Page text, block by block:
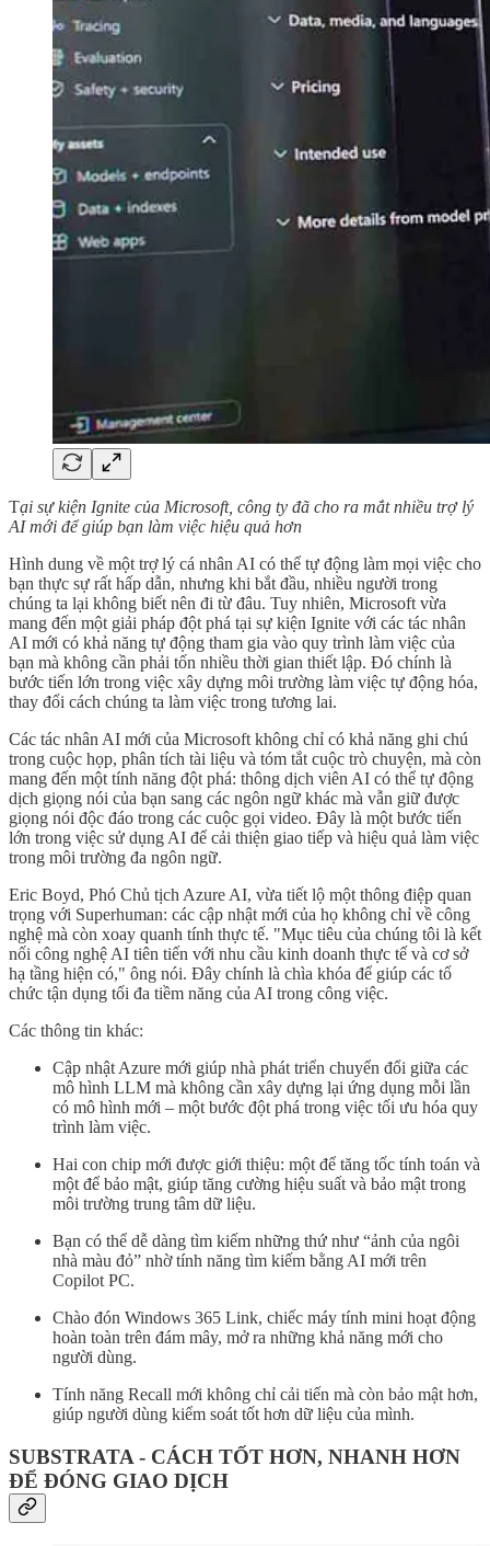
Tại sự kiện Ignite của Microsoft, công ty đã cho ra mắt nhiều trợ lý
AI mới để giúp bạn làm việc hiệu quả hơn
Hình dung về một trợ lý cá nhân AI có thể tự động làm mọi việc cho
bạn thực sự rất hấp dẫn, nhưng khi bắt đầu, nhiều người trong
chúng ta lại không biết nên đi từ đâu. Tuy nhiên, Microsoft vừa
mang đến một giải pháp đột phá tại sự kiện Ignite với các tác nhân
AI mới có khả năng tự động tham gia vào quy trình làm việc của
bạn mà không cần phải tốn nhiều thời gian thiết lập. Đó chính là
bước tiến lớn trong việc xây dựng môi trường làm việc tự động hóa,
thay đổi cách chúng ta làm việc trong tương lai.
Các tác nhân AI mới của Microsoft không chỉ có khả năng ghi chú
trong cuộc họp, phân tích tài liệu và tóm tắt cuộc trò chuyện, mà còn
mang đến một tính năng đột phá: thông dịch viên AI có thể tự động
dịch giọng nói của bạn sang các ngôn ngữ khác mà vẫn giữ được
giọng nói độc đáo trong các cuộc gọi video. Đây là một bước tiến
lớn trong việc sử dụng AI để cải thiện giao tiếp và hiệu quả làm việc
trong môi trường đa ngôn ngữ.
Eric Boyd, Phó Chủ tịch Azure AI, vừa tiết lộ một thông điệp quan
trọng với Superhuman: các cập nhật mới của họ không chỉ về công
nghệ mà còn xoay quanh tính thực tế. "Mục tiêu của chúng tôi là kết
nối công nghệ AI tiên tiến với nhu cầu kinh doanh thực tế và cơ sở
hạ tầng hiện có," ông nói. Đây chính là chìa khóa để giúp các tổ
chức tận dụng tối đa tiềm năng của AI trong công việc.
Các thông tin khác:
Cập nhật Azure mới giúp nhà phát triển chuyển đổi giữa các
mô hình LLM mà không cần xây dựng lại ứng dụng mỗi lần
có mô hình mới – một bước đột phá trong việc tối ưu hóa quy
trình làm việc.
Hai con chip mới được giới thiệu: một để tăng tốc tính toán và
một để bảo mật, giúp tăng cường hiệu suất và bảo mật trong
môi trường trung tâm dữ liệu.
Bạn có thể dễ dàng tìm kiếm những thứ như “ảnh của ngôi
nhà màu đỏ” nhờ tính năng tìm kiếm bằng AI mới trên
Copilot PC.
Chào đón Windows 365 Link, chiếc máy tính mini hoạt động
hoàn toàn trên đám mây, mở ra những khả năng mới cho
người dùng.
Tính năng Recall mới không chỉ cải tiến mà còn bảo mật hơn,
giúp người dùng kiểm soát tốt hơn dữ liệu của mình.
SUBSTRATA - CÁCH TỐT HƠN, NHANH HƠN
ĐỂ ĐÓNG GIAO DỊCH